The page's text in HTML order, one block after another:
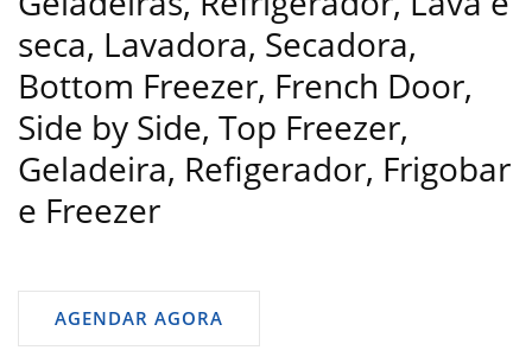
seca, Lavadora, Secadora,
Bottom Freezer, French Door,
Side by Side, Top Freezer,
Geladeira, Refigerador, Frigobar
e Freezer
AGENDAR AGORA